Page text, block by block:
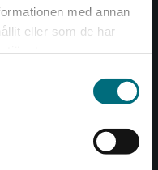
med annan
eller som de har
ett köp måste